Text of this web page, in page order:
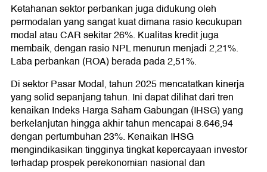
Ketahanan sektor perbankan juga didukung oleh
permodalan yang sangat kuat dimana rasio kecukupan
modal atau CAR sekitar 26%. Kualitas kredit juga
membaik, dengan rasio NPL menurun menjadi 2,21%.
Laba perbankan (ROA) berada pada 2,51%.
Di sektor Pasar Modal, tahun 2025 mencatatkan kinerja
yang solid sepanjang tahun. Ini dapat dilihat dari tren
kenaikan Indeks Harga Saham Gabungan (IHSG) yang
berkelanjutan hingga akhir tahun mencapai 8.646,94
dengan pertumbuhan 23%. Kenaikan IHSG
mengindikasikan tingginya tingkat kepercayaan investor
terhadap prospek perekonomian nasional dan